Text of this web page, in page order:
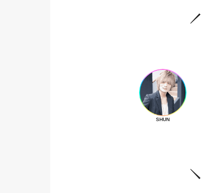
SHUN